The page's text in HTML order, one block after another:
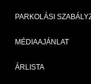
PARKOLÁSI
MÉDIAAJÁNLAT
ÁRLISTA